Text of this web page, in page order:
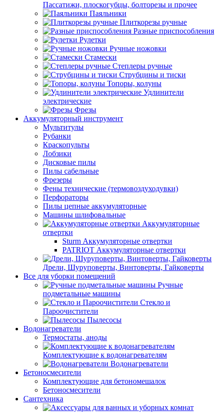
Пассатижи, плоскогубцы, болторезы и прочее
Паяльники
Плиткорезы ручные
Разные приспособления
Рулетки
Ручные ножовки
Стамески
Степлеры ручные
Струбцины и тиски
Топоры, колуны
Удлинители
электрические
Фрезы
Аккумуляторный инструмент
Мультитулы
Рубанки
Краскопульты
Лобзики
Дисковые пилы
Пилы сабельные
Фрезеры
Фены технические (термовоздуходувки)
Перфораторы
Пилы цепные аккумуляторные
Машины шлифовальные
Аккумуляторные
отвертки
Sturm Аккумуляторные отвертки
PATRIOT Аккумуляторные отвертки
Дрели, Шуруповерты, Винтоверты, Гайковерты
Все для уборки помещений
Ручные
подметальные машины
Стекло и
Пароочистители
Пылесосы
Водонагреватели
Термостаты, аноды
Комплектующие к водонагревателям
Водонагреватели
Бетоносмесители
Комплектующие для бетономешалок
Бетоносмесители
Сантехника